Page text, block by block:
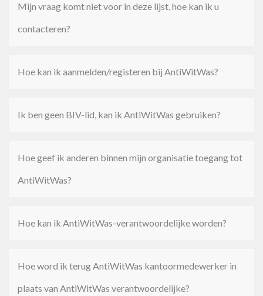
Mijn vraag komt niet voor in deze lijst, hoe kan ik u
contacteren?
Hoe kan ik aanmelden/registeren bij AntiWitWas?
Ik ben geen BIV-lid, kan ik AntiWitWas gebruiken?
Hoe geef ik anderen binnen mijn organisatie toegang tot
AntiWitWas?
Hoe kan ik AntiWitWas-verantwoordelijke worden?
Hoe word ik terug AntiWitWas kantoormedewerker in
plaats van AntiWitWas verantwoordelijke?